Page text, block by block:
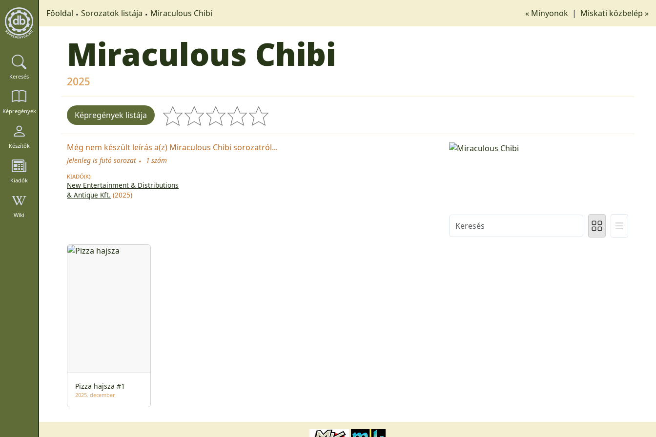
Keresés
Képregények
Készítők
Kiadók
Wiki
Főoldal Sorozatok listája Miraculous Chibi « Minyonok | Miskati közbelép »
Miraculous Chibi
2025
Képregények listája
Még nem készült leírás a(z) Miraculous Chibi sorozatról...
Jelenleg is futó sorozat 1 szám
KIADÓ(K):
New Entertainment & Distributions
& Antique Kft. (2025)
Pizza hajsza #1
2025. december